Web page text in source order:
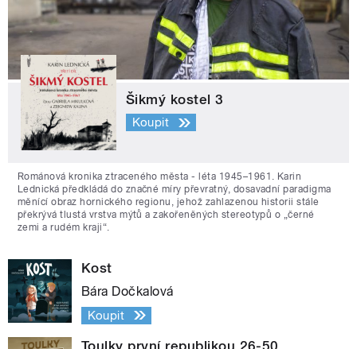
Šikmý kostel 3
Koupit
Románová kronika ztraceného města - léta 1945–1961. Karin
Lednická předkládá do značné míry převratný, dosavadní paradigma
měnící obraz hornického regionu, jehož zahlazenou historii stále
překrývá tlustá vrstva mýtů a zakořeněných stereotypů o „černé
zemi a rudém kraji“.
Kost
Bára Dočkalová
Koupit
Toulky první republikou 26-50